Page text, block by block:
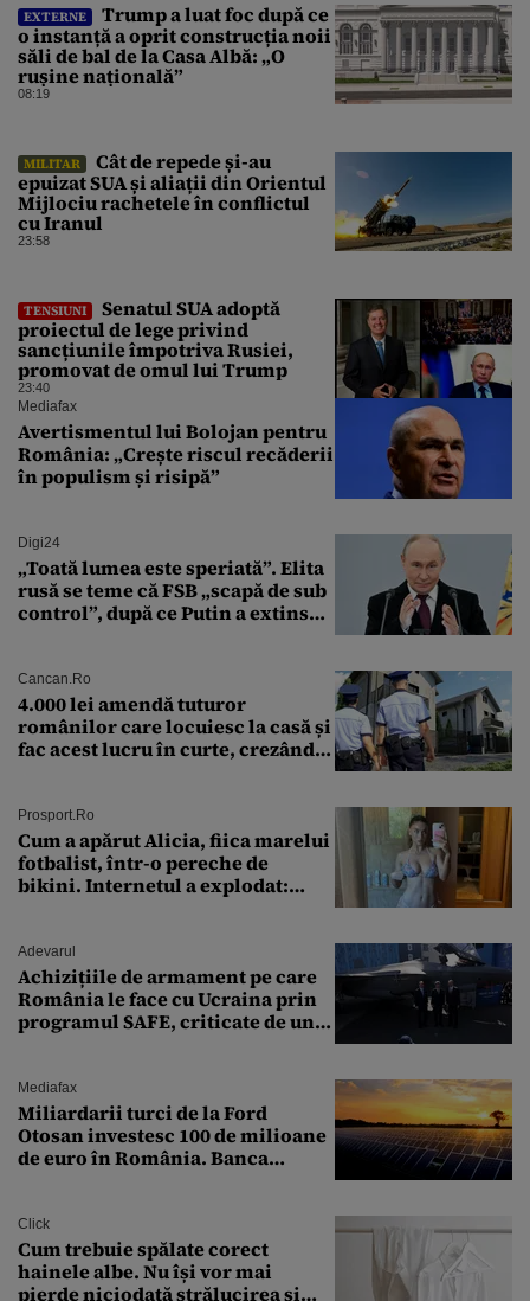
EXTERNE
Trump a luat foc după ce
o instanță a oprit construcția noii
săli de bal de la Casa Albă: „O
rușine națională”
08:19
MILITAR
Cât de repede și-au
epuizat SUA și aliații din Orientul
Mijlociu rachetele în conflictul
cu Iranul
23:58
TENSIUNI
Senatul SUA adoptă
proiectul de lege privind
sancțiunile împotriva Rusiei,
promovat de omul lui Trump
23:40
Mediafax
Avertismentul lui Bolojan pentru
România: „Crește riscul recăderii
în populism și risipă”
Digi24
„Toată lumea este speriată”. Elita
rusă se teme că FSB „scapă de sub
control”, după ce Putin a extins
Cancan.ro
4.000 lei amendă tuturor
românilor care locuiesc la casă și
fac acest lucru în curte, crezând
Prosport.ro
Cum a apărut Alicia, fiica marelui
fotbalist, într-o pereche de
bikini. Internetul a explodat:
Adevarul
Achizițiile de armament pe care
România le face cu Ucraina prin
programul SAFE, criticate de un
Mediafax
Miliardarii turci de la Ford
Otosan investesc 100 de milioane
de euro în România. Banca
Click
Cum trebuie spălate corect
hainele albe. Nu își vor mai
pierde niciodată strălucirea și